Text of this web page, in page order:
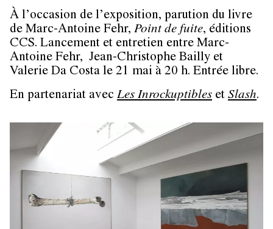
À l’occasion de l’exposition, parution du livre
de Marc-Antoine Fehr, Point de fuite, éditions
CCS. Lancement et entretien entre Marc-
Antoine Fehr, Jean-Christophe Bailly et
Valerie Da Costa le 21 mai à 20 h. Entrée libre.
En partenariat avec Les Inrockuptibles et Slash.